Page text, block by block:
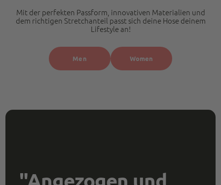
Mit der perfekten Passform, innovativen Materialien und
dem richtigen Stretchanteil passt sich deine Hose deinem
Lifestyle an!
Men Women